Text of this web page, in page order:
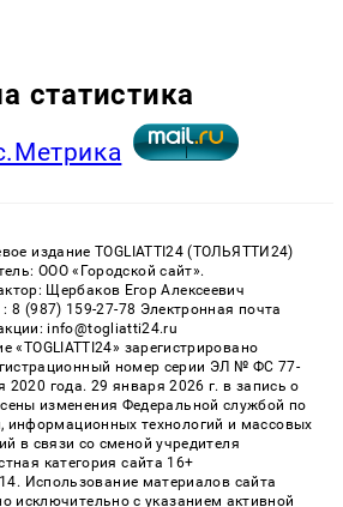
статистика
издание TOGLIATTI24 (ТОЛЬЯТТИ24)
ООО «Городской сайт».
Щербаков Егор Алексеевич
8 (987) 159-27-78 Электронная почта
info@togliatti24.ru
«TOGLIATTI24» зарегистрировано
номер серии ЭЛ № ФС 77-
2020 года. 29 января 2026 г. в запись о
изменения Федеральной службой по
информационных технологий и массовых
в связи со сменой учредителя
категория сайта 16+
Использование материалов сайта
исключительно с указанием активной